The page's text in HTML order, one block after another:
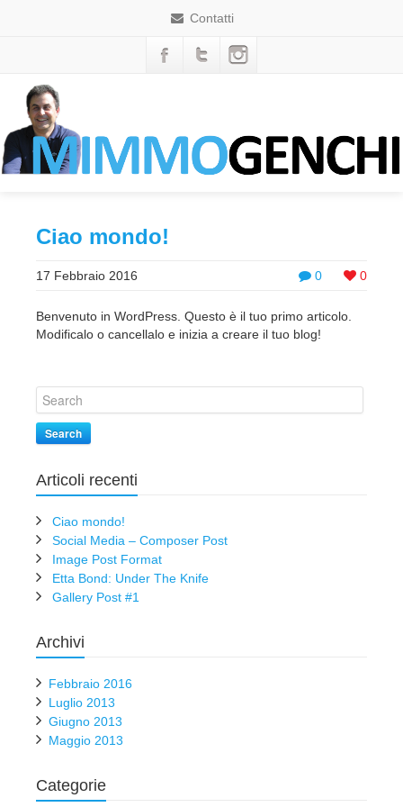
Contatti
Ciao mondo!
0 0
17 Febbraio 2016
Benvenuto in WordPress. Questo è il tuo primo articolo.
Modificalo o cancellalo e inizia a creare il tuo blog!
Search
Articoli recenti
Ciao mondo!
Social Media – Composer Post
Image Post Format
Etta Bond: Under The Knife
Gallery Post #1
Archivi
Febbraio 2016
Luglio 2013
Giugno 2013
Maggio 2013
Categorie